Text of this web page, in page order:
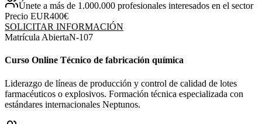
Únete a más de 1.000.000 profesionales interesados en el sector
Precio EUR400€
SOLICITAR INFORMACIÓN
Matrícula AbiertaN-107
Curso Online Técnico de fabricación química
Liderazgo de líneas de producción y control de calidad de lotes
farmacéuticos o explosivos. Formación técnica especializada con
estándares internacionales Neptunos.